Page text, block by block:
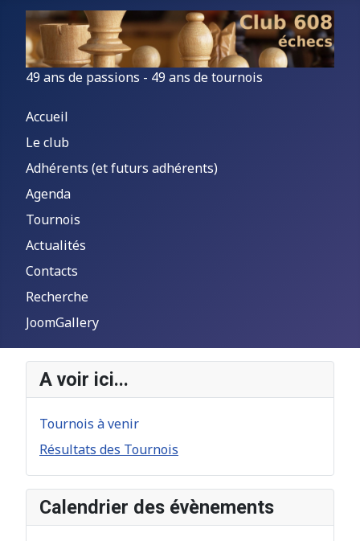
49 ans de passions - 49 ans de tournois
Accueil
Le club
Adhérents (et futurs adhérents)
Agenda
Tournois
Actualités
Contacts
Recherche
JoomGallery
A voir ici...
Tournois à venir
Résultats des Tournois
Calendrier des évènements